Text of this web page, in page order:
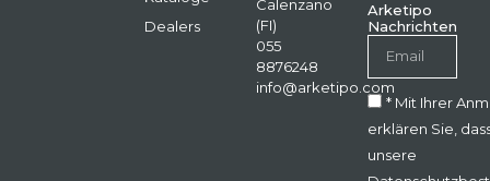
Dealers
Calenzano
(FI)
055
8876248
info@arketipo.com
Arketipo
Nachrichten
* Mit Ihrer
erklären Sie,
unsere